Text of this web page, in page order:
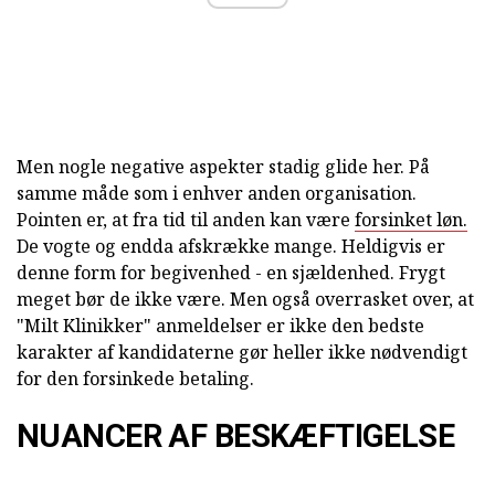
Men nogle negative aspekter stadig glide her. På
samme måde som i enhver anden organisation.
Pointen er, at fra tid til anden kan være forsinket løn.
De vogte og endda afskrække mange. Heldigvis er
denne form for begivenhed - en sjældenhed. Frygt
meget bør de ikke være. Men også overrasket over, at
"Milt Klinikker" anmeldelser er ikke den bedste
karakter af kandidaterne gør heller ikke nødvendigt
for den forsinkede betaling.
NUANCER AF BESKÆFTIGELSE